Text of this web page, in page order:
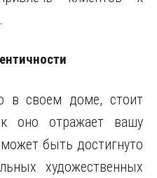
в своем доме, стоит
оно отражает вашу
быть достигнуто
художественных